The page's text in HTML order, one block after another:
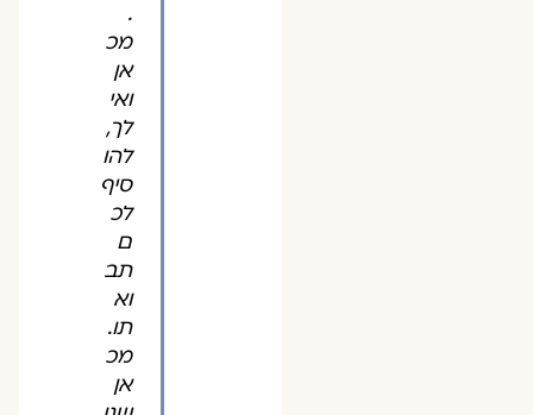
מכ
אן
ואי
לך,
להו
סיף
לכ
ם
תב
וא
תו.
מכ
אן